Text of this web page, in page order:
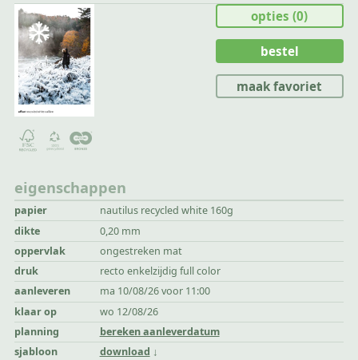
eigenschappen
papier
nautilus recycled white 160g
dikte
0,20 mm
oppervlak
ongestreken mat
druk
recto enkelzijdig full color
aanleveren
ma 10/08/26 voor 11:00
klaar op
wo 12/08/26
planning
bereken aanleverdatum
sjabloon
download
opties(0)
bestel
maak favoriet